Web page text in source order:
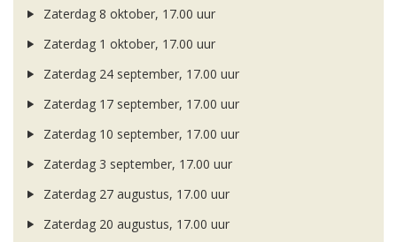
Zaterdag 8 oktober, 17.00 uur
Zaterdag 1 oktober, 17.00 uur
Zaterdag 24 september, 17.00 uur
Zaterdag 17 september, 17.00 uur
Zaterdag 10 september, 17.00 uur
Zaterdag 3 september, 17.00 uur
Zaterdag 27 augustus, 17.00 uur
Zaterdag 20 augustus, 17.00 uur